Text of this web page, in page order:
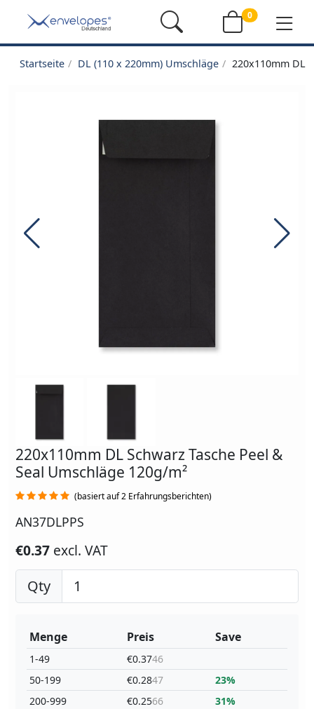
0
Startseite DL (110 x 220mm) Umschläge 220x110mm DL
220x110mm DL Schwarz Tasche Peel &
Seal Umschläge 120g/m²
(basiert auf 2 Erfahrungsberichten)
AN37DLPPS
€0.37 excl. VAT
Qty
Menge
1-49
50-199
200-999
Preis
€0.3746
€0.2847
€0.2566
Save
23%
31%